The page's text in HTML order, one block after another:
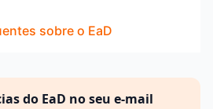
sobre o EaD
do EaD no seu e-mail